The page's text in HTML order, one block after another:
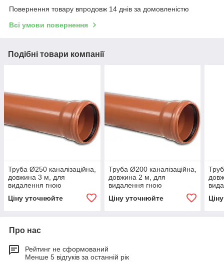
Повернення товару впродовж 14 днів за домовленістю
Всі умови повернення
Подібні товари компанії
Труба Ø250 каналізаційна,
довжина 3 м, для
видалення гною
Ціну уточнюйте
Труба Ø200 каналізаційна,
довжина 2 м, для
видалення гною
Ціну уточнюйте
Про нас
Рейтинг не сформований
Менше 5 відгуків за останній рік